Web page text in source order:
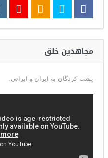
مجاهدین خلق
پشت کردگان به ایران و ایرانی.